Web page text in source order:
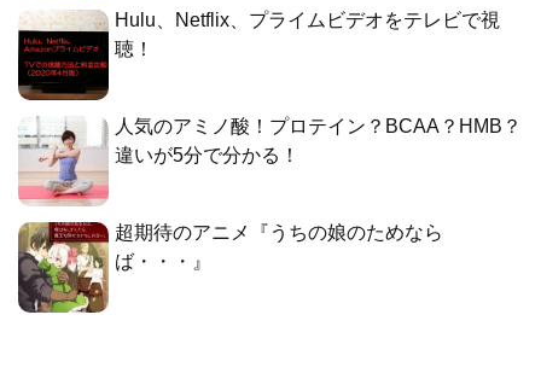
Hulu、Netflix、プライムビデオをテレビで視
聴！
人気のアミノ酸！プロテイン？BCAA？HMB？
違いが5分で分かる！
超期待のアニメ『うちの娘のためなら
ば・・・』